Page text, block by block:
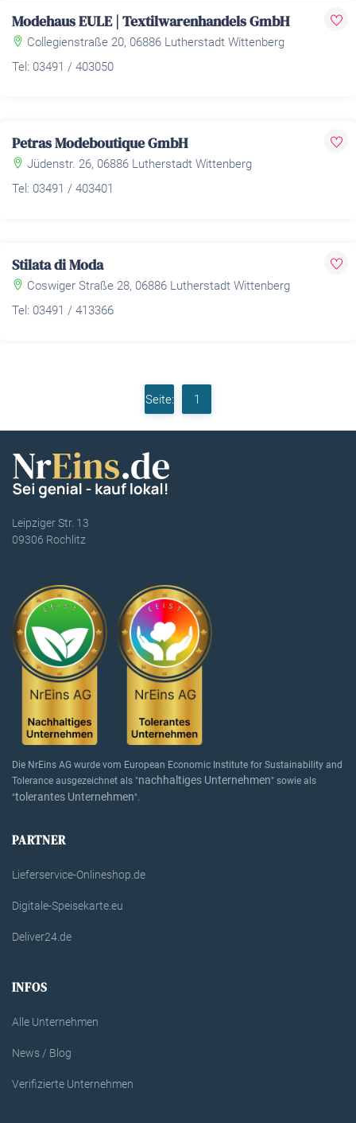
Modehaus EULE | Textilwarenhandels GmbH
Collegienstraße 20, 06886 Lutherstadt Wittenberg
Tel: 03491 / 403050
Petras Modeboutique GmbH
Jüdenstr. 26, 06886 Lutherstadt Wittenberg
Tel: 03491 / 403401
Stilata di Moda
Coswiger Straße 28, 06886 Lutherstadt Wittenberg
Tel: 03491 / 413366
Seite: 1
Leipziger Str. 13
09306 Rochlitz
Die NrEins AG wurde vom European Economic Institute for Sustainability and
Tolerance ausgezeichnet als "nachhaltiges Unternehmen" sowie als
"tolerantes Unternehmen".
PARTNER
Lieferservice-Onlineshop.de
Digitale-Speisekarte.eu
Deliver24.de
INFOS
Alle Unternehmen
News / Blog
Verifizierte Unternehmen